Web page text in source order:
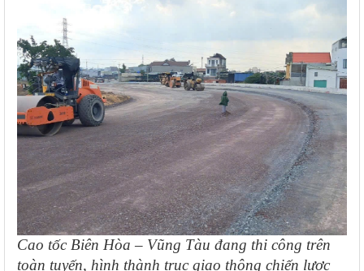
Cao tốc Biên Hòa – Vũng Tàu đang thi công trên
toàn tuyến, hình thành trục giao thông chiến lược